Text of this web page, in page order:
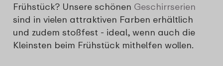
Frühstück? Unsere schönen Geschirrserien
sind in vielen attraktiven Farben erhältlich
und zudem stoßfest - ideal, wenn auch die
Kleinsten beim Frühstück mithelfen wollen.